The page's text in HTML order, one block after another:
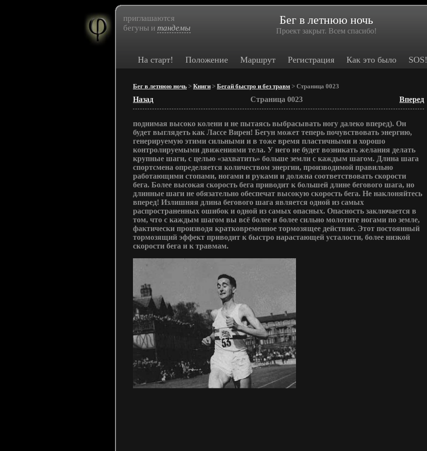
приглашаются
бегуны и тандемы
Бег в летнюю ночь
Проект закрыт. Всем спасибо!
На старт! Положение Маршрут Регистрация Как это было SOS!
Бег в летнюю ночь > Книги > Бегай быстро и без травм > Страница 0023
Назад Страница 0023 Вперед
поднимая высоко колени и не пытаясь выбрасывать ногу далеко вперед). Он
будет выглядеть как Лассе Вирен! Бегун может теперь почувствовать энергию,
генерируемую этими сильными и в тоже время пластичными и хорошо
контролируемыми движениями тела. У него не будет возникать желания делать
крупные шаги, с целью «захватить» больше земли с каждым шагом. Длина шага
спортсмена определяется количеством энергии, производимой правильно
работающими стопами, ногами и руками и должна соответствовать скорости
бега. Более высокая скорость бега приводит к большей длине бегового шага, но
длинные шаги не обязательно обеспечат высокую скорость бега. Не наклоняйтесь
вперед! Излишняя длина бегового шага является одной из самых
распространенных ошибок и одной из самых опасных. Опасность заключается в
том, что с каждым шагом вы всё более и более сильно молотите ногами по земле,
фактически производя кратковременное тормозящее действие. Этот постоянный
тормозящий эффект приводит к быстро нарастающей усталости, более низкой
скорости бега и к травмам.